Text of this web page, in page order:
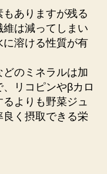
ありますが残る
は減ってしまい
に溶ける性質が有
のミネラルは加
リコピンやβカロ
よりも野菜ジュ
く摂取できる栄